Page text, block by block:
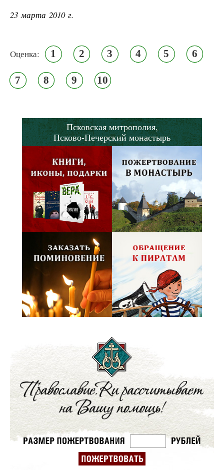
23 марта 2010 г.
Оценка: 1 2 3 4 5 6
7 8 9 10
Псковская митрополия,
Псково-Печерский монастырь